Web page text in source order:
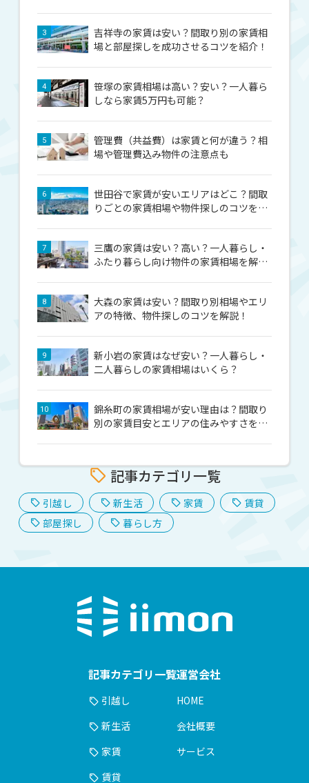
3
吉祥寺の家賃は安い？間取り別の家賃相
場と部屋探しを成功させるコツを紹介！
4
笹塚の家賃相場は高い？安い？一人暮ら
しなら家賃5万円も可能？
5
管理費（共益費）は家賃と何が違う？相
場や管理費込み物件の注意点も
6
世田谷で家賃が安いエリアはどこ？間取
りごとの家賃相場や物件探しのコツを解
7
三鷹の家賃は安い？高い？一人暮らし・
ふたり暮らし向け物件の家賃相場を解
8
大森の家賃は安い？間取り別相場やエリ
アの特徴、物件探しのコツを解説！
9
新小岩の家賃はなぜ安い？一人暮らし・
二人暮らしの家賃相場はいくら？
10
錦糸町の家賃相場が安い理由は？間取り
別の家賃目安とエリアの住みやすさを紹
記事カテゴリ一覧
引越し 新生活 家賃
賃貸
部屋探し
暮らし方
記事カテゴリ一覧
引越し
新生活
家賃
賃貸
運営会社
HOME
会社概要
サービス